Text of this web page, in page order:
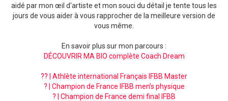
aidé par mon œil d'artiste et mon souci du détail je tente tous les
jours de vous aider à vous rapprocher de la meilleure version de
vous même.
En savoir plus sur mon parcours :
DÉCOUVRIR MA BIO complète Coach Dream
?? | Athlète international Français IFBB Master
? | Champion de France IFBB men’s physique
? | Champion de France demi final IFBB